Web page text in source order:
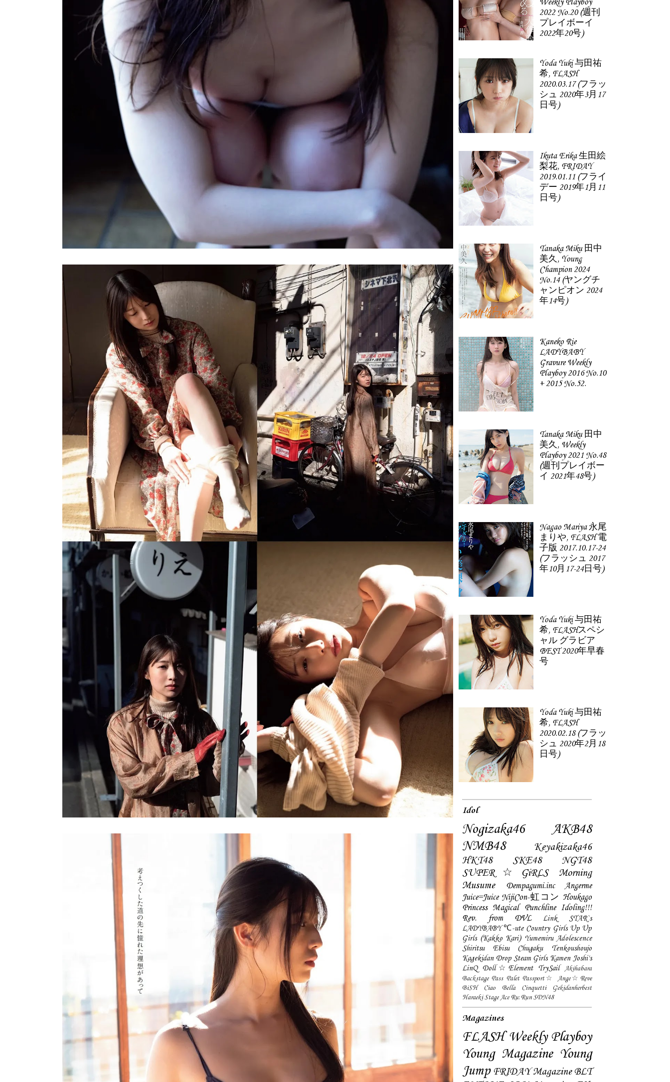
Weekly Playboy
2022 No.20 (週刊
プレイボーイ
2022年20号)
Yoda Yuki 与田祐
希, FLASH
2020.03.17 (フラッ
シュ 2020年3月17
日号)
Ikuta Erika 生田絵
梨花, FRIDAY
2019.01.11 (フライ
デー 2019年1月11
日号)
Tanaka Miku 田中
美久, Young
Champion 2024
No.14 (ヤングチ
ャンピオン 2024
年14号)
Kaneko Rie
LADYBABY
Gravure Weekly
Playboy 2016 No.10
+ 2015 No.52.
Tanaka Miku 田中
美久, Weekly
Playboy 2021 No.48
(週刊プレイボー
イ 2021年48号)
Nagao Mariya 永尾
まりや, FLASH 電
子版 2017.10.17-24
(フラッシュ 2017
年10月17-24日号)
Yoda Yuki 与田祐
希, FLASHスペシ
ャル グラビア
BEST 2020年早春
号
Yoda Yuki 与田祐
希, FLASH
2020.02.18 (フラッ
シュ 2020年2月18
日号)
Idol
Nogizaka46
AKB48
NMB48
Keyakizaka46
HKT48
SKE48
NGT48
SUPER☆GiRLS
Morning
Musume
Dempagumi.inc
Angerme
Juice=Juice NijiCon-虹コン Houkago
Princess Magical Punchline Idoling!!!
Rev. from DVL
Link STAR`s
LADYBABY ℃-ute Country Girls Up Up
Girls (Kakko Kari) Yumemiru Adolescence
Shiritsu Ebisu Chugaku
Tenkoushoujo
Kagekidan Drop Steam Girls Kamen Joshi's
LinQ Doll☆Element TrySail
Akihabara
Backstage Pass Palet Passport☆
Ange☆Reve
BiSH
Ciao Bella Cinquetti
Gekidanherbest
Haraeki Stage Ace Ru:Run SDN48
Magazines
FLASH Weekly Playboy
Young Magazine Young
Jump FRIDAY Magazine BLT